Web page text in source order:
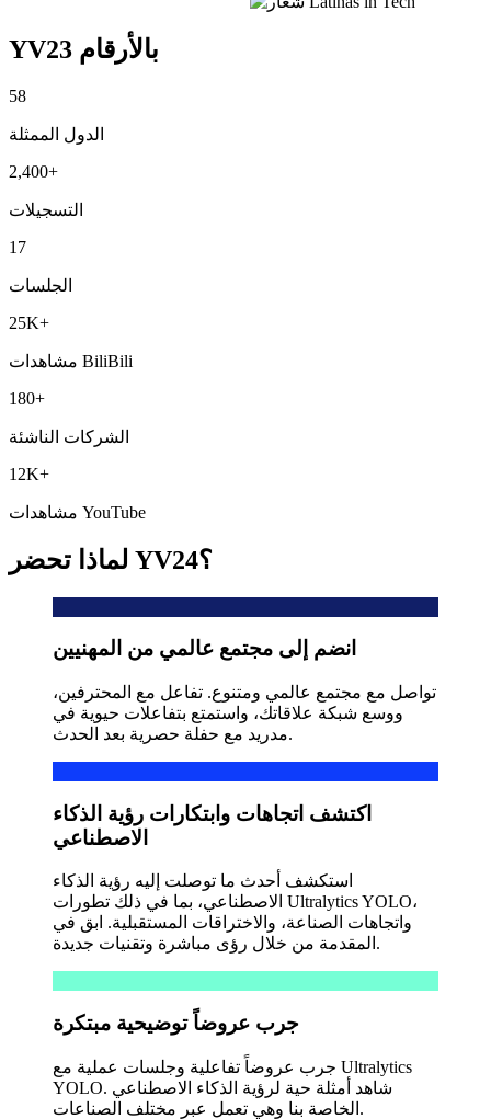
YV23 بالأرقام
58
الدول الممثلة
2,400+
التسجيلات
17
الجلسات
25K+
مشاهدات BiliBili
180+
الشركات الناشئة
12K+
مشاهدات YouTube
لماذا تحضر YV24؟
انضم إلى مجتمع عالمي من المهنيين
تواصل مع مجتمع عالمي ومتنوع. تفاعل مع المحترفين،
ووسع شبكة علاقاتك، واستمتع بتفاعلات حيوية في
مدريد مع حفلة حصرية بعد الحدث.
اكتشف اتجاهات وابتكارات رؤية الذكاء
الاصطناعي
استكشف أحدث ما توصلت إليه رؤية الذكاء
الاصطناعي، بما في ذلك تطورات Ultralytics YOLO،
واتجاهات الصناعة، والاختراقات المستقبلية. ابق في
المقدمة من خلال رؤى مباشرة وتقنيات جديدة.
جرب عروضاً توضيحية مبتكرة
جرب عروضاً تفاعلية وجلسات عملية مع Ultralytics
YOLO. شاهد أمثلة حية لرؤية الذكاء الاصطناعي
الخاصة بنا وهي تعمل عبر مختلف الصناعات.